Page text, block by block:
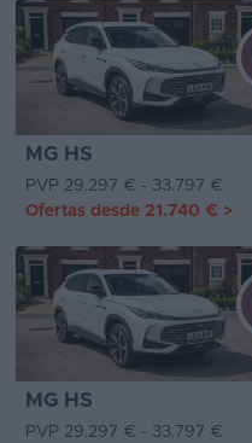
MG HS
PVP 29.297 € - 33.797 €
Ofertas desde 21.740 € >
MG HS
PVP 29.297 € - 33.797 €